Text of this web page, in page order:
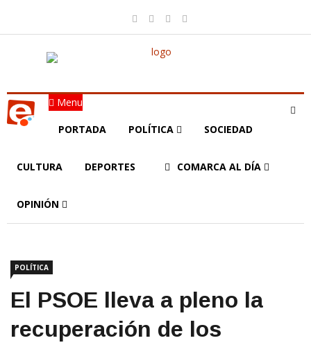
Menu
PORTADA POLÍTICA SOCIEDAD
CULTURA DEPORTES COMARCA AL DÍA
OPINIÓN
POLÍTICA
El PSOE lleva a pleno la
recuperación de los